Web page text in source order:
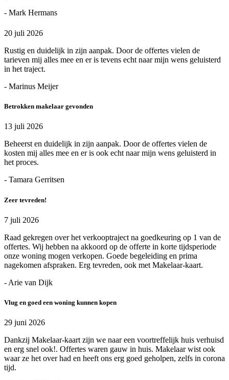
- Mark Hermans
20 juli 2026
Rustig en duidelijk in zijn aanpak. Door de offertes vielen de
tarieven mij alles mee en er is tevens echt naar mijn wens geluisterd
in het traject.
- Marinus Meijer
Betrokken makelaar gevonden
13 juli 2026
Beheerst en duidelijk in zijn aanpak. Door de offertes vielen de
kosten mij alles mee en er is ook echt naar mijn wens geluisterd in
het proces.
- Tamara Gerritsen
Zeer tevreden!
7 juli 2026
Raad gekregen over het verkooptraject na goedkeuring op 1 van de
offertes. Wij hebben na akkoord op de offerte in korte tijdsperiode
onze woning mogen verkopen. Goede begeleiding en prima
nagekomen afspraken. Erg tevreden, ook met Makelaar-kaart.
- Arie van Dijk
Vlug en goed een woning kunnen kopen
29 juni 2026
Dankzij Makelaar-kaart zijn we naar een voortreffelijk huis verhuisd
en erg snel ook!. Offertes waren gauw in huis. Makelaar wist ook
waar ze het over had en heeft ons erg goed geholpen, zelfs in corona
tijd.